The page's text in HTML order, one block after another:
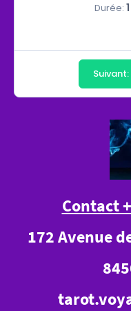
Durée:
Suivant:
Contact
172 Avenue